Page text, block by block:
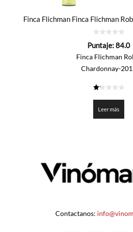
Finca Flichman Finca Flichman
de
Puntaje:84.0
Finca Flichman
Chardonnay-
de
Leer más
Contactanos: